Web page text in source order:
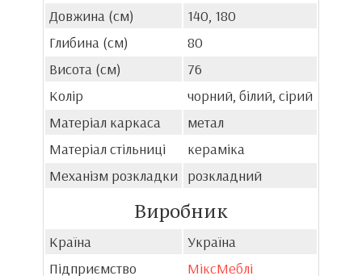
Довжина (см)
140, 180
Глибина (см)
80
Висота (см)
76
Колір
чорний, білий, сірий
Матеріал каркаса
метал
Матеріал стільниці
кераміка
Механізм розкладки
розкладний
Виробник
Країна
Україна
Підприємство
МіксМеблі